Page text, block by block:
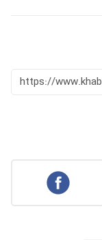
https://